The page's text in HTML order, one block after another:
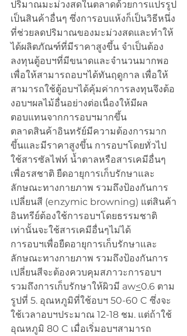
ปริมาณมะม่วงสดในตลาดด้วยการแปรรูป
เป็นสินค้าอื่นๆ ซึ่งการอบแห้งก็เป็นวิธีหนึ่ง
ที่ช่วยลดปริมาณของมะม่วงสดและทำให้
ได้ผลิตภัณฑ์ที่มีราคาสูงขึ้น จำเป็นต้อง
ลงทุนตู้อบฯที่มีขนาดและจำนวนมากพอ
เพื่อให้สามารถอบฯได้ทันฤดูกาล เพื่อให้
สามารถใช้ตู้อบฯได้คุ้มค่าการลงทุนจึงต้อ
งอบฯผลไม้อื่นอย่างต่อเนื่องให้มีผล
ตอบแทนจากการอบฯมากขึ้น
ตลาดสินค้าอินทรัย์มีความต้องการมาก
ขึ้นและมีราคาสูงขึ้น การอบฯโดยทั่วไป
ใช้สารซัลไฟท์ น้ำตาลหรือสารเคมีอื่นๆ
เพื่อรสชาติ ยืดอายุการเก็บรักษาและ
ลักษณะทางกายภาพ รวมถึงป้องกันการ
เปลี่ยนสี (enzymic browning) แต่สินค้า
อินทรีย์ต้องใช้การอบฯโดยธรรมชาติ
เท่านั้นจะใช้สารเคมีอื่นๆไม่ได้
การอบฯเพื่อยืดอายุการเก็บรักษาและ
ลักษณะทางกายภาพ รวมถึงป้องกันการ
เปลี่ยนสีจะต้องควบคุมสภาวะการอบฯ
รวมถึงการเก็บรักษาให้ผิวมี aw<0.6 ตาม
รูปที่ 5. อุณหภูมิที่ใช้อบฯ 50-60 C ซึ่งจะ
ใช้เวลาอบฯประมาณ 12-18 ชม. แต่ถ้าใช้
อุณหภูมิ 80 C เมื่อเริ่มอบฯสามารถ